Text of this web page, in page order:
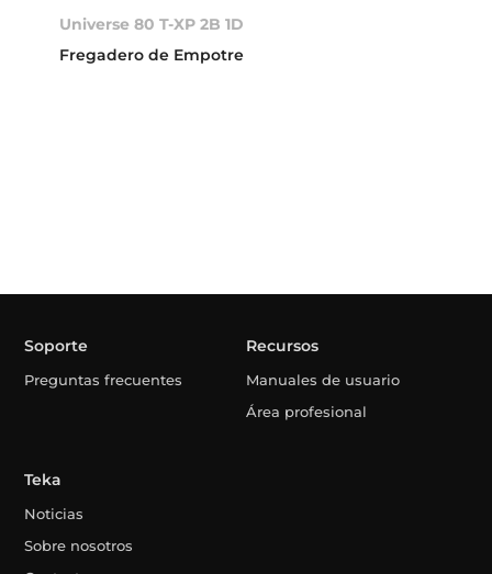
Universe 80 T-XP 2B 1D
Fregadero de Empotre
Soporte
Preguntas frecuentes
Recursos
Manuales de usuario
Área profesional
Teka
Noticias
Sobre nosotros